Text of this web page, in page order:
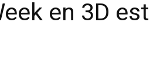
VOX
en 3D est